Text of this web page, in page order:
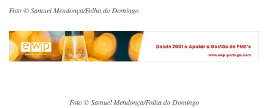
Foto © Samuel Mendonça/Folha do Domingo
Foto © Samuel Mendonça/Folha do Domingo